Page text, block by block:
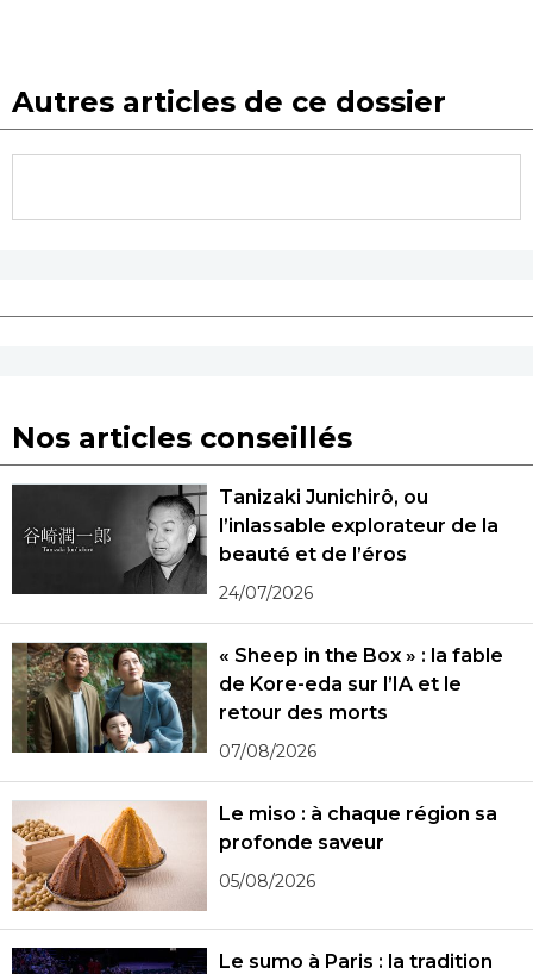
Autres articles de ce dossier
Nos articles conseillés
Tanizaki Junichirô, ou
l’inlassable explorateur de la
beauté et de l’éros
24/07/2026
« Sheep in the Box » : la fable
de Kore-eda sur l’IA et le
retour des morts
07/08/2026
Le miso : à chaque région sa
profonde saveur
05/08/2026
Le sumo à Paris : la tradition